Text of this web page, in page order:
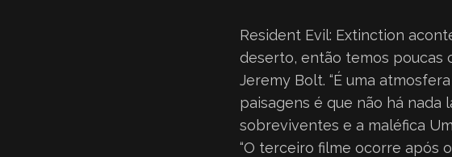
Resident Evil: Extinction
deserto, então temos poucas
Jeremy Bolt. “É uma
paisagens é que não há nada
sobreviventes e a maléfica
“O terceiro filme ocorre após